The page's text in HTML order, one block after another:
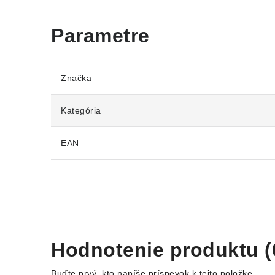
Značka
Kategória
EAN
Hodnotenie produktu